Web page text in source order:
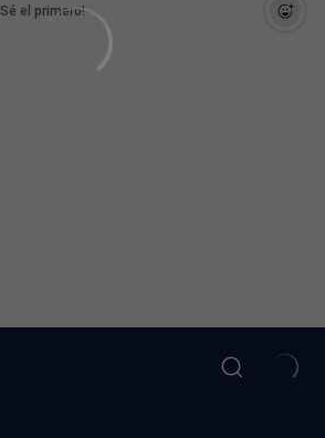
el primero!